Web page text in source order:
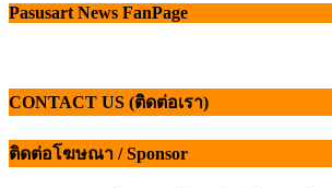
Pasusart News FanPage
CONTACT US (ติดต่อเรา)
ติดต่อโฆษณา / Sponsor